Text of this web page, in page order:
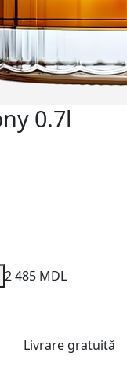
0.7l
2 485 MDL
Livrare gratuită